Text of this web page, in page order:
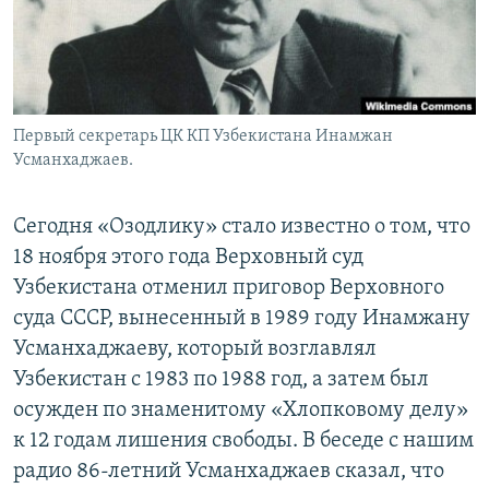
Первый секретарь ЦК КП Узбекистана Инамжан
Усманхаджаев.
Сегодня «Озодлику» стало известно о том, что
18 ноября этого года Верховный суд
Узбекистана отменил приговор Верховного
суда СССР, вынесенный в 1989 году Инамжану
Усманхаджаеву, который возглавлял
Узбекистан с 1983 по 1988 год, а затем был
осужден по знаменитому «Хлопковому делу»
к 12 годам лишения свободы. В беседе с нашим
радио 86-летний Усманхаджаев сказал, что